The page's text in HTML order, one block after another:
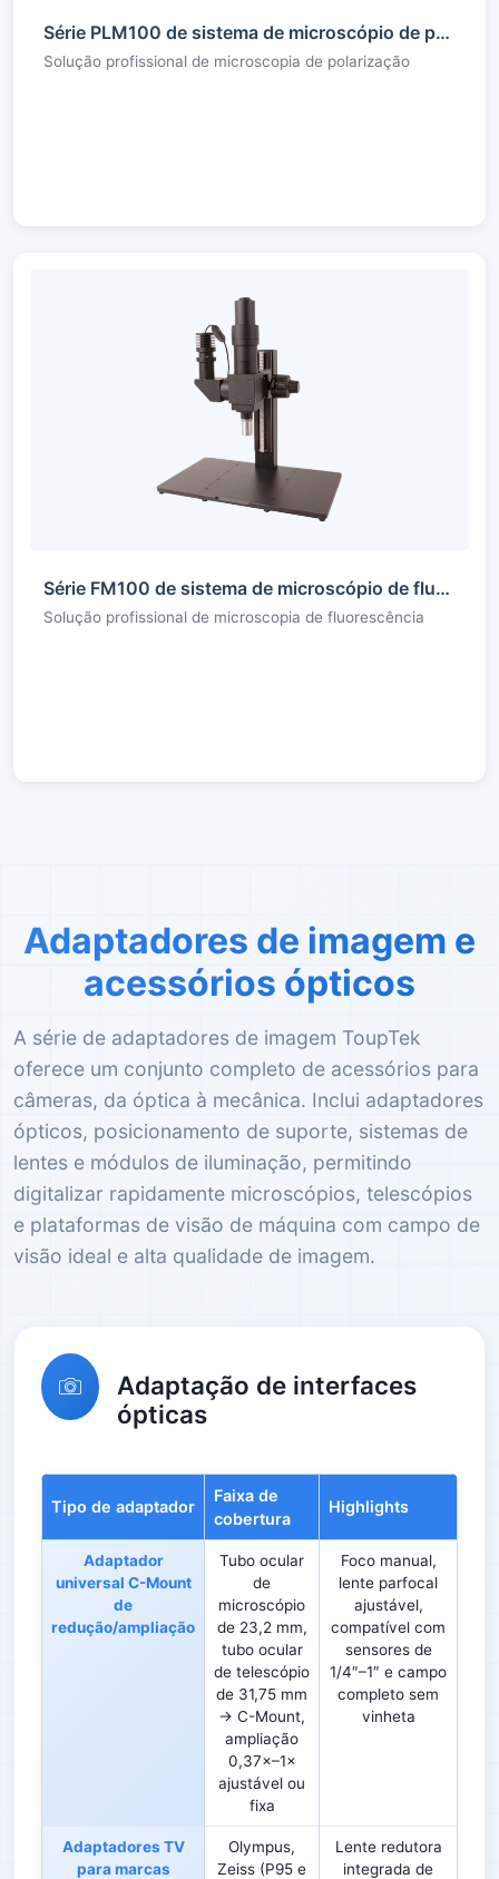
Série PLM100 de sistema de microscópio de polarização
Solução profissional de microscopia de polarização
Série FM100 de sistema de microscópio de fluorescência
Solução profissional de microscopia de fluorescência
Adaptadores de imagem e
acessórios ópticos
A série de adaptadores de imagem ToupTek
oferece um conjunto completo de acessórios para
câmeras, da óptica à mecânica. Inclui adaptadores
ópticos, posicionamento de suporte, sistemas de
lentes e módulos de iluminação, permitindo
digitalizar rapidamente microscópios, telescópios
e plataformas de visão de máquina com campo de
visão ideal e alta qualidade de imagem.
Adaptação de interfaces
ópticas
Tipo de adaptador
Faixa de
cobertura
Highlights
Adaptador
universal C-Mount
de
redução/ampliação
Tubo ocular
de
microscópio
de 23,2 mm,
tubo ocular
de telescópio
de 31,75 mm
→ C-Mount,
ampliação
0,37×–1×
ajustável ou
fixa
Foco manual,
lente parfocal
ajustável,
compatível com
sensores de
1/4″–1″ e campo
completo sem
vinheta
Adaptadores TV
para marcas
Olympus,
Zeiss (P95 e
Lente redutora
integrada de